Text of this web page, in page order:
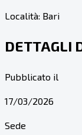
Località: Bari
DETTAGLI
Pubblicato il
17/03/2026
Sede